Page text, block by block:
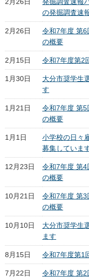
2月26日
発掘調査速報
の発掘調査速
2月26日
令和7年度 第
の概要
2月15日 令和7年度第2
1月30日
大分市奨学生
す
1月21日
令和7年度 第
の概要
1月1日
小学校の日々
募集していま
12月23日
令和7年度 第
の概要
10月21日
令和7年度 第
の概要
10月10日
大分市奨学生
ます
8月15日 令和7年度第1
7月22日
令和7年度 第